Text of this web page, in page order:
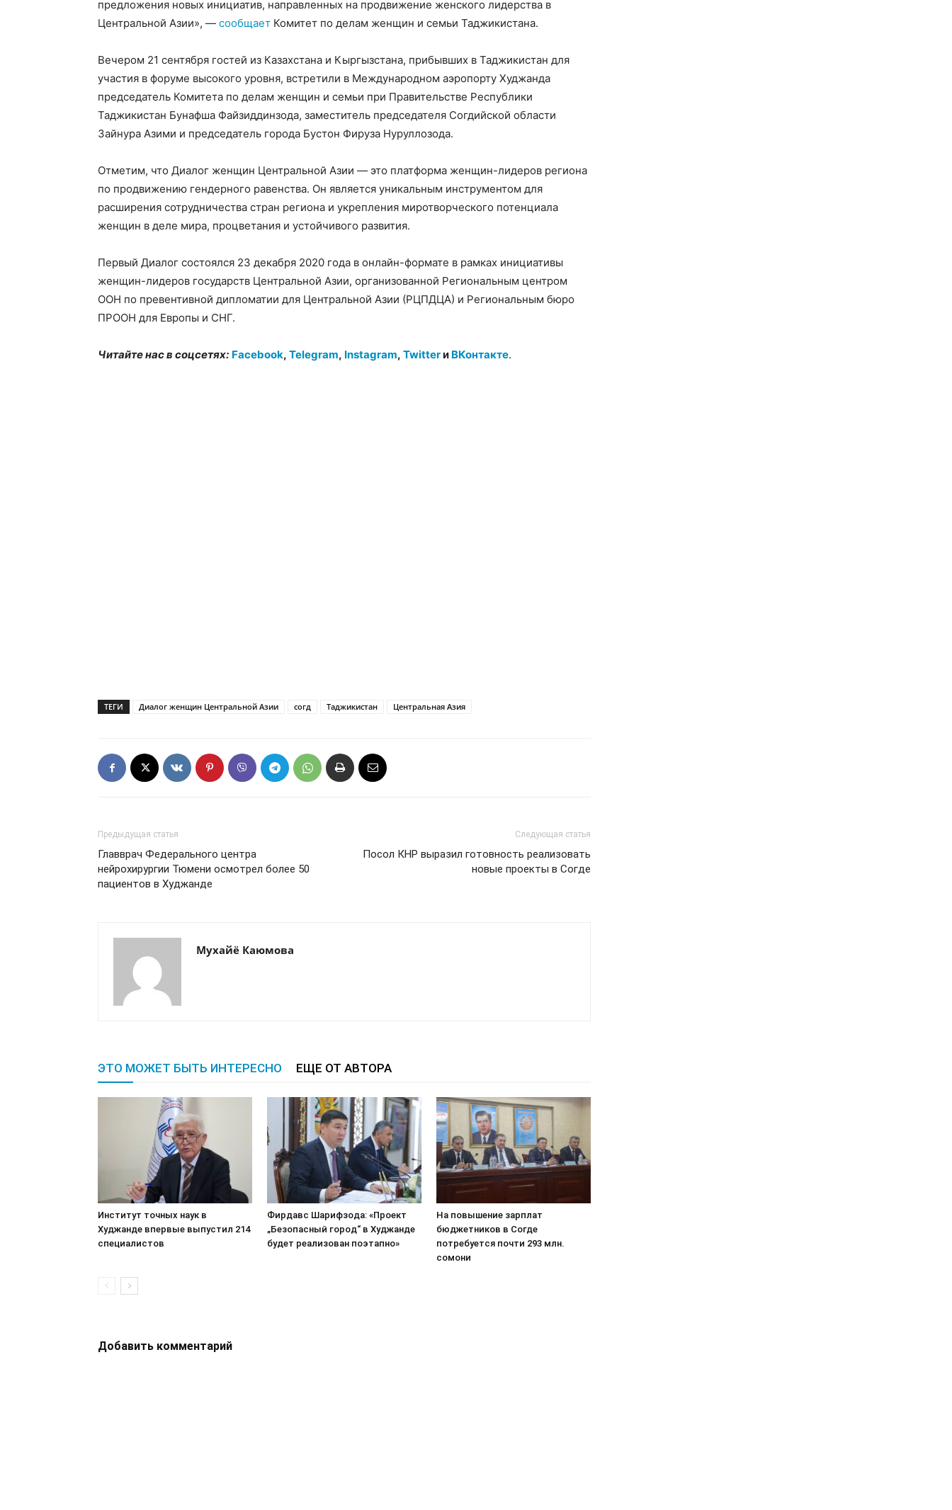
предложения новых инициатив, направленных на продвижение женского лидерства в
Центральной Азии», — сообщает Комитет по делам женщин и семьи Таджикистана.
Вечером 21 сентября гостей из Казахстана и Кыргызстана, прибывших в Таджикистан для
участия в форуме высокого уровня, встретили в Международном аэропорту Худжанда
председатель Комитета по делам женщин и семьи при Правительстве Республики
Таджикистан Бунафша Файзиддинзода, заместитель председателя Согдийской области
Зайнура Азими и председатель города Бустон Фируза Нуруллозода.
Отметим, что Диалог женщин Центральной Азии — это платформа женщин-лидеров региона
по продвижению гендерного равенства. Он является уникальным инструментом для
расширения сотрудничества стран региона и укрепления миротворческого потенциала
женщин в деле мира, процветания и устойчивого развития.
Первый Диалог состоялся 23 декабря 2020 года в онлайн-формате в рамках инициативы
женщин-лидеров государств Центральной Азии, организованной Региональным центром
ООН по превентивной дипломатии для Центральной Азии (РЦПДЦА) и Региональным бюро
ПРООН для Европы и СНГ.
Читайте нас в соцсетях: Facebook, Telegram, Instagram, Twitterи ВКонтакте.
ТЕГИ Диалог женщин Центральной Азии согд Таджикистан Центральная Азия
Предыдущая статья
Главврач Федерального центра
нейрохирургии Тюмени осмотрел более 50
пациентов в Худжанде
Следующая статья
Посол КНР выразил готовность реализовать
новые проекты в Согде
Мухайё Каюмова
ЭТО МОЖЕТ БЫТЬ ИНТЕРЕСНО ЕЩЕ ОТ АВТОРА
Институт точных наук в
Худжанде впервые выпустил 214
специалистов
Фирдавс Шарифзода: «Проект
„Безопасный город“ в Худжанде
будет реализован поэтапно»
На повышение зарплат
бюджетников в Согде
потребуется почти 293 млн.
сомони
Добавить комментарий